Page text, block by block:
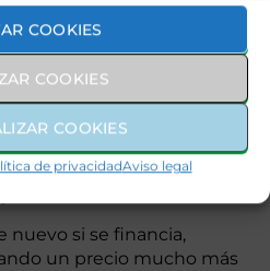
COOKIES
COOKIES
COOKIES
de privacidadAviso legal
cumplirse por
de que los coches están
a la revisión de frenos,
tuviera o elementos de
procedente de un
podría ser una ganga si
nuevo si se financia,
un precio mucho más